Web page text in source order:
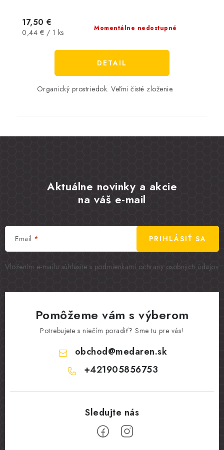
Momentálne nedostupné
17,50 €
Jednotková
0,44 € / 1 ks
DETAIL
Organický prostriedok. Veľmi čisté zloženie.
Aktuálne novinky a akcie
na váš e-mail
Email
Vložením e-mailu súhlasíte s podmienkami ochrany osobných údajov
PRIHLÁSIŤ SA
Pomôžeme vám s výberom
Potrebujete s niečím poradiť? Sme tu pre vás!
obchod@medaren.sk
+421905856753